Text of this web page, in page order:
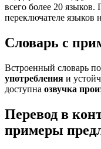
всего более 20
переключателе языков
Словарь с
Встроенный словарь
употребления и
доступна озвучка
Перевод в
примеры